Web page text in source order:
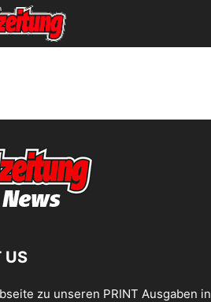
US
zu unseren PRINT Ausgaben in